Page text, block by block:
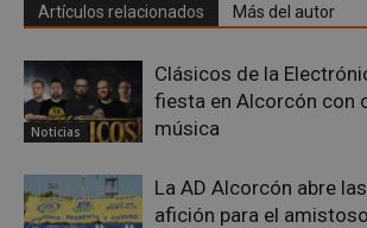
Artículos relacionados Más del autor
Noticias
Clásicos de la
fiesta en Alcorcón con
música
La AD Alcorcón abre
afición para el